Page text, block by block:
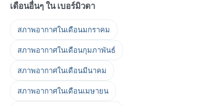
เดือนอื่นๆ ใน เบอร์มิวดา
สภาพอากาศในเดือนมกราคม
สภาพอากาศในเดือนกุมภาพันธ์
สภาพอากาศในเดือนมีนาคม
สภาพอากาศในเดือนเมษายน